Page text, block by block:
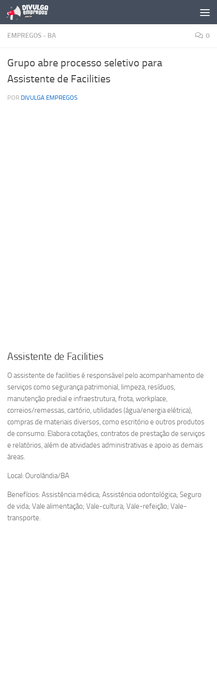
Skip to content
EMPREGOS - BA 0
Grupo abre processo seletivo para
Assistente de Facilities
POR DIVULGA EMPREGOS
Assistente de Facilities
O assistente de facilities é responsável pelo acompanhamento de
serviços como segurança patrimonial, limpeza, resíduos,
manutenção predial e infraestrutura, frota, workplace,
correios/remessas, cartório, utilidades (água/energia elétrica),
compras de materiais diversos, como escritório e outros produtos
de consumo. Elabora cotações, contratos de prestação de serviços
e relatórios, além de atividades administrativas e apoio as demais
áreas.
Local: Ourolândia/BA
Benefícios: Assistência médica; Assistência odontológica; Seguro
de vida; Vale alimentação; Vale-cultura; Vale-refeição; Vale-
transporte.